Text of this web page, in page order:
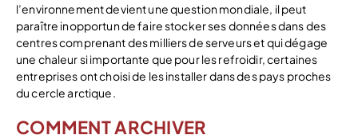
l’environnement devient une question mondiale, il peut
paraître inopportun de faire stocker ses données dans des
centres comprenant des milliers de serveurs et qui dégage
une chaleur si importante que pour les refroidir, certaines
entreprises ont choisi de les installer dans des pays proches
du cercle arctique.
COMMENT ARCHIVER